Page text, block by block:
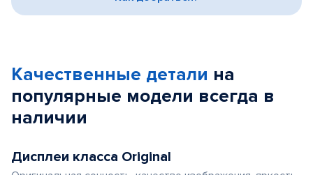
Качественные детали на
популярные модели всегда в
наличии
Дисплеи класса Original